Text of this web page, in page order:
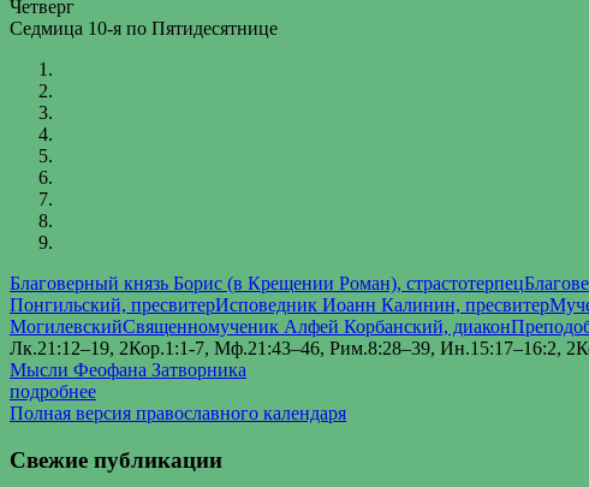
Четверг
Седмица 10-я по Пятидесятнице
Благоверный князь Борис (в Крещении Роман), страстотерпец
Понгильский, пресвитерИсповедник Иоанн Калинин, пресвитер
МогилевскийСвященномученик Алфей Корбанский, диакон
Лк.21:12–19, 2Кор.1:1-7, Мф.21:43–46, Рим.8:28–39, Ин.15:17–16:2,
Мысли Феофана Затворника
подробнее
Полная версия православного календаря
Свежие публикации